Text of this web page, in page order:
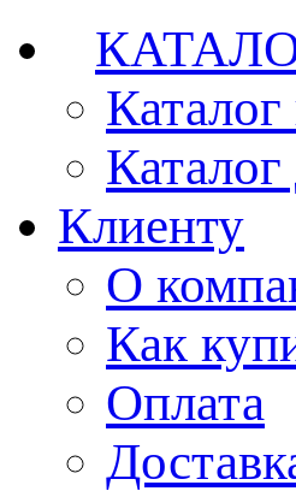
Каталог
Клиенту
О
Как
Оплата